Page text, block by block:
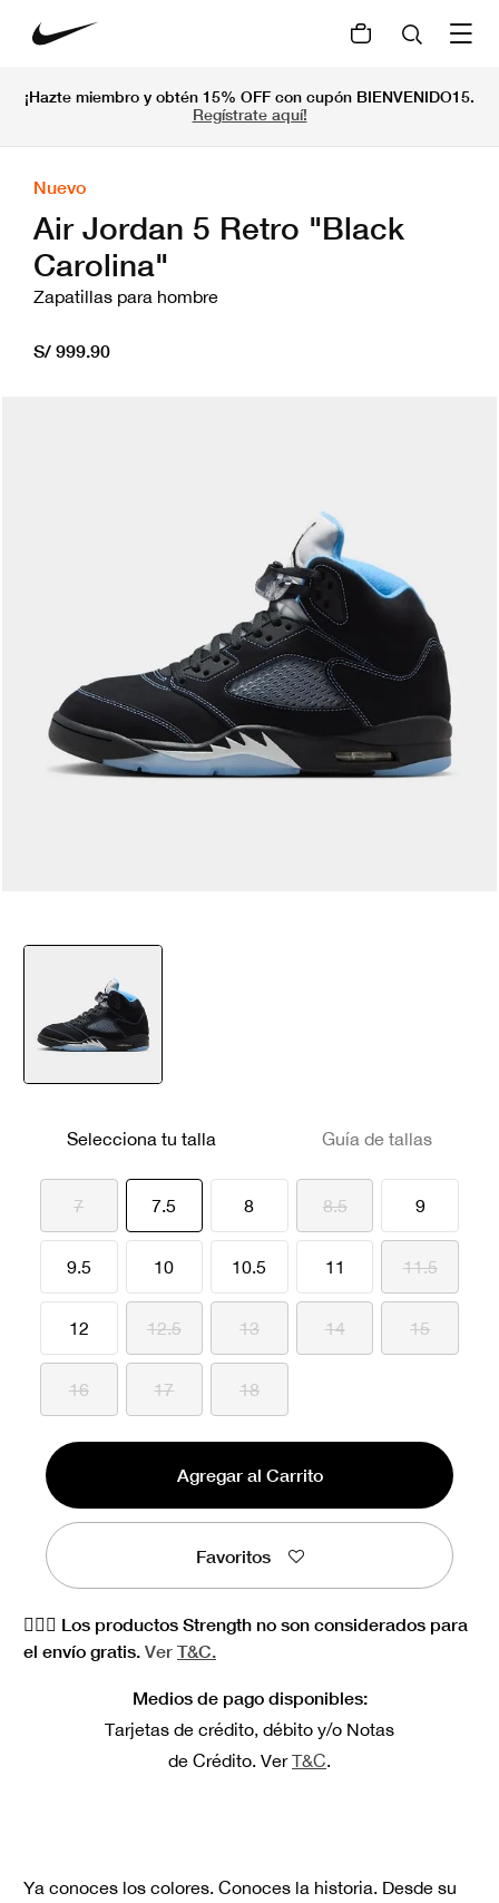
¡Hazte miembro y obtén 15% OFF con cupón BIENVENIDO15.
Regístrate aquí!
Nuevo
Air Jordan 5 Retro "Black
Carolina"
Zapatillas para hombre
S/ 999.90
Selecciona tu talla Guía de tallas
7 7.5seleccionado
8 8.5 9
9.5 10 10.5 11 11.5
12 12.5 13 14 15
16 17 18
Agregar al Carrito
Favoritos
🏋🏻‍♀️ Los productos Strength no son considerados para
el envío gratis. Ver T&C.
Medios de pago disponibles:
Tarjetas de crédito, débito y/o Notas
de Crédito. VerT&C.
Ya conoces los colores. Conoces la historia. Desde su